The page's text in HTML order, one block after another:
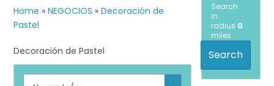
Home »NEGOCIOS »Decoración de
Pastel
Decoración de Pastel
Search
in
radius 0
miles
Search